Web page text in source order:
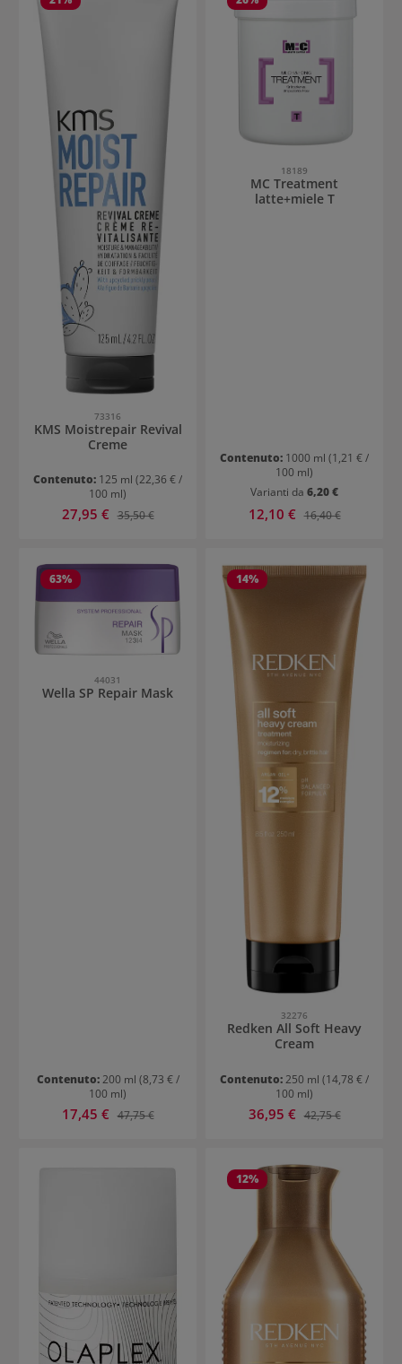
73316
KMS Moistrepair Revival
Creme
Contenuto: 125 ml (22,36 € /
100 ml)
Prezzo di vendita:
27,95 € Prezzo normale:
35,50 €
18189
MC Treatment
latte+miele T
Contenuto: 1000 ml (1,21 € /
100 ml)
Varianti da 6,20 €
Prezzo di vendita:
12,10 € Prezzo normale:
16,40 €
63%
44031
Wella SP Repair Mask
Contenuto:200 ml (8,73 € /
100 ml)
Prezzo di vendita:
17,45 € Prezzo normale:
47,75 €
14%
32276
Redken All Soft Heavy
Cream
Contenuto:250 ml (14,78 € /
100 ml)
Prezzo di vendita:
36,95 € Prezzo normale:
42,75 €
12%